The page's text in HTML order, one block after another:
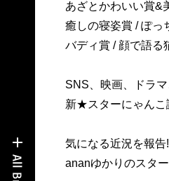
あざとかわいい賞&
癒しの寝姿賞 / ぽっ
バディ賞 / 顔で語る
SNS、映画、ドラ
新★スターにゃんこ
気になる近況を報告!
ananゆかりのスター